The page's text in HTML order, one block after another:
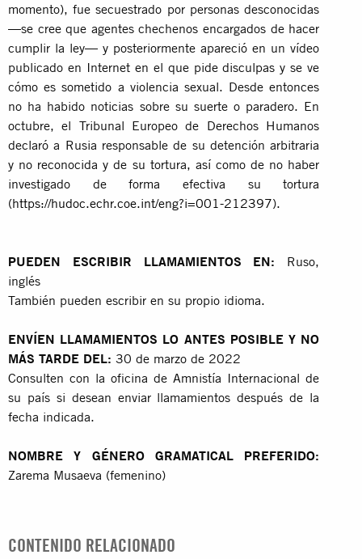
momento), fue secuestrado por personas desconocidas
—se cree que agentes chechenos encargados de hacer
cumplir la ley— y posteriormente apareció en un vídeo
publicado en Internet en el que pide disculpas y se ve
cómo es sometido a violencia sexual. Desde entonces
no ha habido noticias sobre su suerte o paradero. En
octubre, el Tribunal Europeo de Derechos Humanos
declaró a Rusia responsable de su detención arbitraria
y no reconocida y de su tortura, así como de no haber
investigado de forma efectiva su tortura
(https://hudoc.echr.coe.int/eng?i=001-212397).
PUEDEN ESCRIBIR LLAMAMIENTOS EN: Ruso,
inglés
También pueden escribir en su propio idioma.
ENVÍEN LLAMAMIENTOS LO ANTES POSIBLE Y NO
MÁS TARDE DEL: 30 de marzo de 2022
Consulten con la oficina de Amnistía Internacional de
su país si desean enviar llamamientos después de la
fecha indicada.
NOMBRE Y GÉNERO GRAMATICAL PREFERIDO:
Zarema Musaeva (femenino)
CONTENIDO RELACIONADO